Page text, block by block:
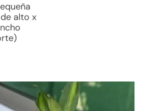
alto x